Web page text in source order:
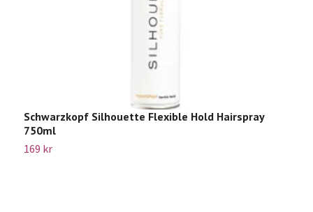
Schwarzkopf Silhouette Flexible Hold Hairspray
750ml
169 kr